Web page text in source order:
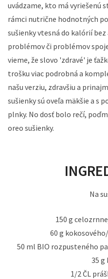
uvádzame, kto má vyriešenú
rámci nutrične hodnotných
sušienky vtesná do kalórií
problémov či problémov
vieme, že slovo 'zdravé' je
trošku viac podrobná a
našu verziu, zdravšiu a
sušienky sú oveľa mäkšie a s
plnky. No dosť bolo rečí,
oreo sušienky.
Na
150 g
60 g
50 ml BIO rozpusteného
35 g
1/2 ČL